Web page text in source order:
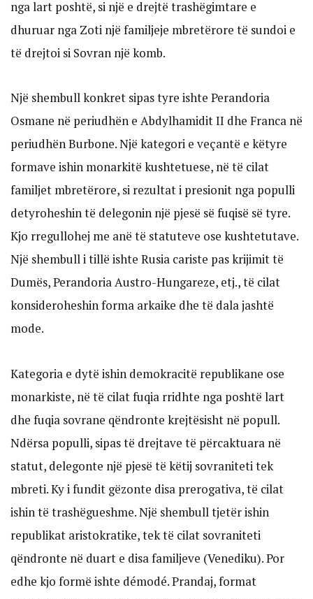
nga lart poshtë, si një e drejtë trashëgimtare e
dhuruar nga Zoti një familjeje mbretërore të sundoi e
të drejtoi si Sovran një komb.
Një shembull konkret sipas tyre ishte Perandoria
Osmane në periudhën e Abdylhamidit II dhe Franca në
periudhën Burbone. Një kategori e veçantë e këtyre
formave ishin monarkitë kushtetuese, në të cilat
familjet mbretërore, si rezultat i presionit nga populli
detyroheshin të delegonin një pjesë së fuqisë së tyre.
Kjo rregullohej me anë të statuteve ose kushtetutave.
Një shembull i tillë ishte Rusia cariste pas krijimit të
Dumës, Perandoria Austro-Hungareze, etj., të cilat
konsideroheshin forma arkaike dhe të dala jashtë
mode.
Kategoria e dytë ishin demokracitë republikane ose
monarkiste, në të cilat fuqia rridhte nga poshtë lart
dhe fuqia sovrane qëndronte krejtësisht në popull.
Ndërsa populli, sipas të drejtave të përcaktuara në
statut, delegonte një pjesë të këtij sovraniteti tek
mbreti. Ky i fundit gëzonte disa prerogativa, të cilat
ishin të trashëgueshme. Një shembull tjetër ishin
republikat aristokratike, tek të cilat sovraniteti
qëndronte në duart e disa familjeve (Venediku). Por
edhe kjo formë ishte démodé. Prandaj, format